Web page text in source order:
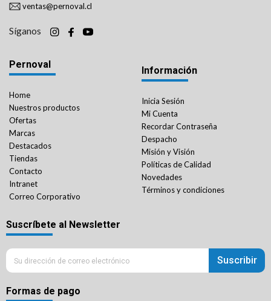
ventas@pernoval.cl
Síganos
Pernoval
Home
Nuestros productos
Ofertas
Marcas
Destacados
Tiendas
Contacto
Intranet
Correo Corporativo
Información
Inicia Sesión
Mi Cuenta
Recordar Contraseña
Despacho
Misión y Visión
Políticas de Calidad
Novedades
Términos y condiciones
Suscríbete al Newsletter
Suscribir
Formas de pago